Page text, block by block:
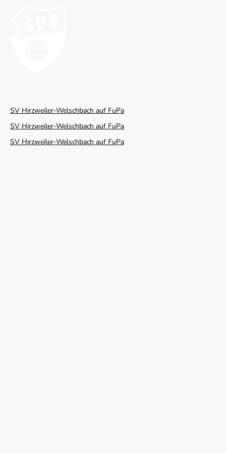
SV Hirzweiler-Welschbach auf FuPa
SV Hirzweiler-Welschbach auf FuPa
SV Hirzweiler-Welschbach auf FuPa